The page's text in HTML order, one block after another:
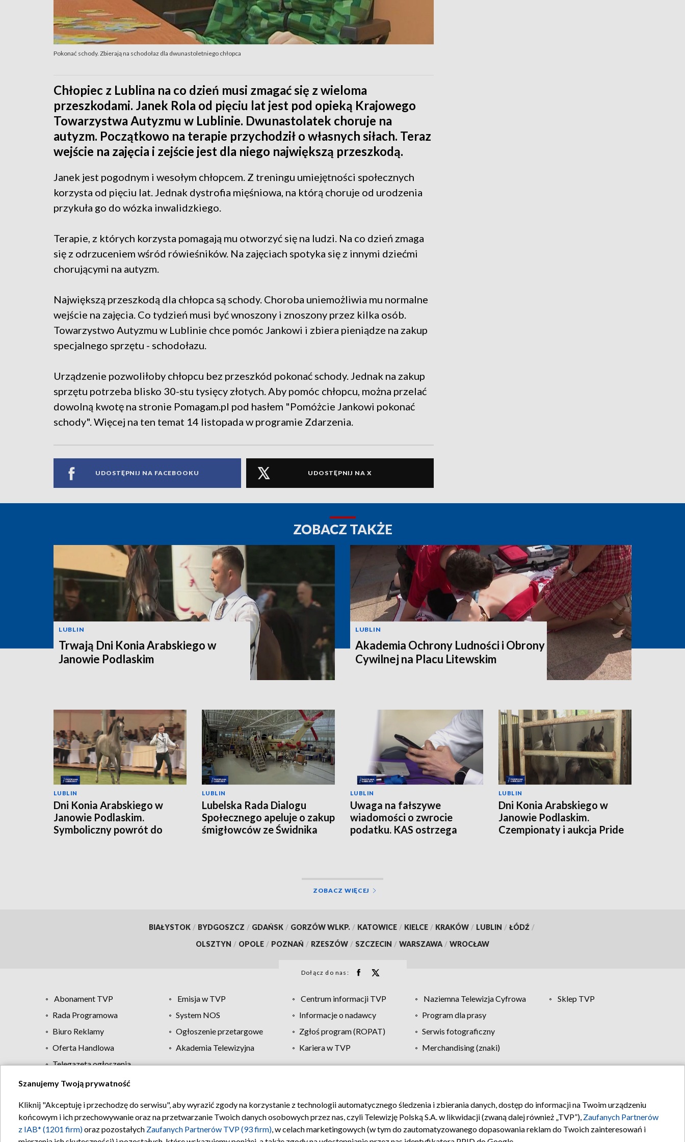
Pokonać schody. Zbierają na schodołaz dla dwunastoletniego chłopca
Chłopiec z Lublina na co dzień musi zmagać się z wieloma
przeszkodami. Janek Rola od pięciu lat jest pod opieką Krajowego
Towarzystwa Autyzmu w Lublinie. Dwunastolatek choruje na
autyzm. Początkowo na terapie przychodził o własnych siłach. Teraz
wejście na zajęcia i zejście jest dla niego największą przeszkodą.
Janek jest pogodnym i wesołym chłopcem. Z treningu umiejętności społecznych
korzysta od pięciu lat. Jednak dystrofia mięśniowa, na którą choruje od urodzenia
przykuła go do wózka inwalidzkiego.
Terapie, z których korzysta pomagają mu otworzyć się na ludzi. Na co dzień zmaga
się z odrzuceniem wśród rówieśników. Na zajęciach spotyka się z innymi dziećmi
chorującymi na autyzm.
Największą przeszkodą dla chłopca są schody. Choroba uniemożliwia mu normalne
wejście na zajęcia. Co tydzień musi być wnoszony i znoszony przez kilka osób.
Towarzystwo Autyzmu w Lublinie chce pomóc Jankowi i zbiera pieniądze na zakup
specjalnego sprzętu - schodołazu.
Urządzenie pozwoliłoby chłopcu bez przeszkód pokonać schody. Jednak na zakup
sprzętu potrzeba blisko 30-stu tysięcy złotych. Aby pomóc chłopcu, można przelać
dowolną kwotę na stronie Pomagam.pl pod hasłem "Pomóżcie Jankowi pokonać
schody". Więcej na ten temat 14 listopada w programie Zdarzenia.
UDOSTĘPNIJ NA FACEBOOKU UDOSTĘPNIJ NA X
ZOBACZ TAKŻE
LUBLIN
Trwają Dni Konia Arabskiego w
Janowie Podlaskim
LUBLIN
Akademia Ochrony Ludności i Obrony
Cywilnej na Placu Litewskim
LUBLIN
Dni Konia Arabskiego w
Janowie Podlaskim.
Symboliczny powrót do
LUBLIN
Lubelska Rada Dialogu
Społecznego apeluje o zakup
śmigłowców ze Świdnika
LUBLIN
Uwaga na fałszywe
wiadomości o zwrocie
podatku. KAS ostrzega
LUBLIN
Dni Konia Arabskiego w
Janowie Podlaskim.
Czempionaty i aukcja Pride
ZOBACZ WIĘCEJ
BIAŁYSTOK / BYDGOSZCZ / GDAŃSK / GORZÓW WLKP. / KATOWICE / KIELCE / KRAKÓW / LUBLIN / ŁÓDŹ /
OLSZTYN / OPOLE / POZNAŃ / RZESZÓW / SZCZECIN / WARSZAWA / WROCŁAW
Dołącz do nas:
Abonament TVP Emisja w TVP Centrum informacji TVP Naziemna Telewizja Cyfrowa
Sklep TVP
Rada Programowa
System NOS Informacje o nadawcy
Program dla prasy
Biuro Reklamy
Ogłoszenie przetargowe Zgłoś program (ROPAT)
Serwis fotograficzny
Oferta Handlowa
Akademia Telewizyjna Kariera w TVP
Merchandising (znaki)
Telegazeta ogłoszenia
Regulamin TVP Polityka prywatności Moje zgody Pomoc Biuro reklamy Kontakt
Szanujemy Twoją prywatność
Kliknij "Akceptuję i przechodzę do serwisu", aby wyrazić zgody na korzystanie z technologii automatycznego śledzenia i zbierania danych, dostęp do informacji na Twoim urządzeniu
końcowym i ich przechowywanie oraz na przetwarzanie Twoich danych osobowych przez nas, czyli Telewizję Polską S.A. w likwidacji (zwaną dalej również „TVP”), Zaufanych Partnerów
z IAB* (1201 firm)oraz pozostałych Zaufanych Partnerów TVP (93 firm), w celach marketingowych (w tym do zautomatyzowanego dopasowania reklam do Twoich zainteresowań i